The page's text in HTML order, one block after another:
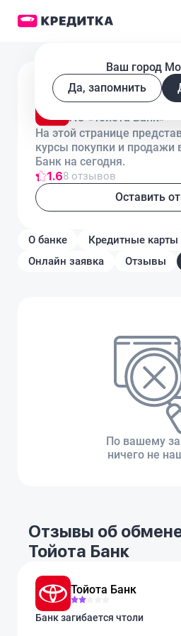
Ваш город
Да, запомнить
Курсы валют в
АО «Тойота Банк»
Лицензия № 3470
На этой странице
курсы покупки и продажи
Банк на сегодня.
1.68 отзывов
Оставить
О банке
Кредитные карты
Онлайн заявка
Отзывы
По вашему
ничего не
Отзывы об
Тойота Банк
Тойота Банк
Банк загибается чтоли